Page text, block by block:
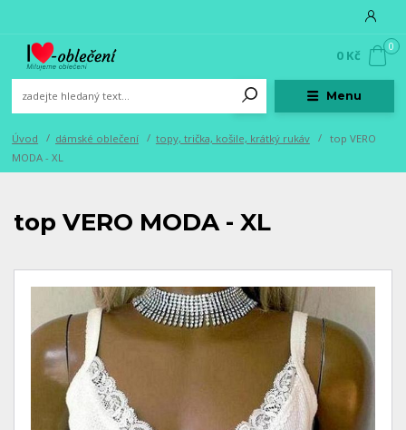
Menu
0
0 Kč
Úvod dámské oblečení topy, trička, košile, krátký rukáv
top VERO
MODA - XL
top VERO MODA - XL